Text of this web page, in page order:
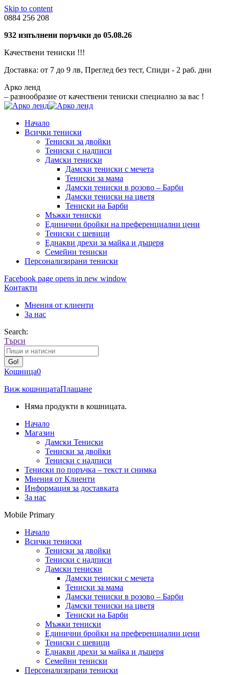
Skip to content
0884 256 208
932 изпълнени поръчки до 05.08.26
Качествени тениски !!!
Доставка: от 7 до 9 лв, Преглед без тест, Спиди - 2 раб. дни
Aрко ленд
– разнообразие от качествени тениски специално за вас !
Начало
Всички тениски
Тениски за двойки
Тениски с надписи
Дамски тениски
Дамски тениски с мечета
Тениски за мама
Дамски тениски в розово – Барби
Дамски тениски на цветя
Тениски на Барби
Мъжки тениски
Единични бройки на преференциални цени
Тениски с шевици
Еднакви дрехи за майка и дъщеря
Семейни тениски
Персонализирани тениски
Facebook page opens in new window
Контакти
Мнения от клиенти
За нас
Search:
Търси
Кошница0
Виж кошницатаПлащане
Няма продукти в кошницата.
Начало
Магазин
Дамски Тениски
Тениски за двойки
Тениски с надписи
Тениски по поръчка – текст и снимка
Мнения от Клиенти
Информация за доставката
За нас
Mobile Primary
Начало
Всички тениски
Тениски за двойки
Тениски с надписи
Дамски тениски
Дамски тениски с мечета
Тениски за мама
Дамски тениски в розово – Барби
Дамски тениски на цветя
Тениски на Барби
Мъжки тениски
Единични бройки на преференциални цени
Тениски с шевици
Еднакви дрехи за майка и дъщеря
Семейни тениски
Персонализирани тениски